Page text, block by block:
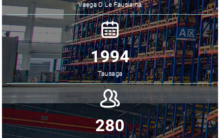
Vaega O Le Fausiaina
1994
Tausaga
280